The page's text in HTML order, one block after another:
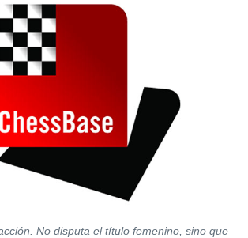
No disputa el título femenino, sino que